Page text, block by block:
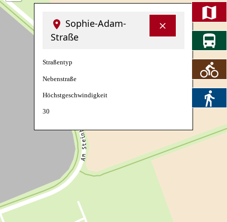
Sophie-Adam-
Straße
Straßentyp
Nebenstraße
Höchstgeschwindigkeit
30